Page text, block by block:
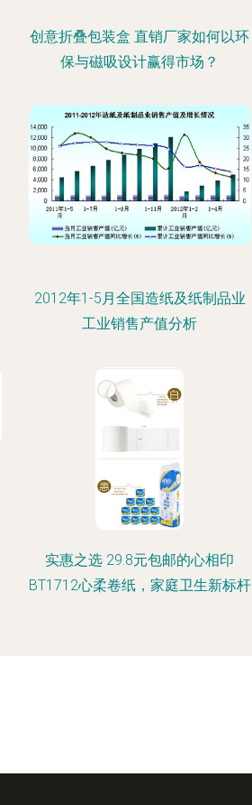
创意折叠包装盒 直销厂家如何以环
保与磁吸设计赢得市场？
2012年1-5月全国造纸及纸制品业
工业销售产值分析
实惠之选 29.8元包邮的心相印
BT1712心柔卷纸，家庭卫生新标杆